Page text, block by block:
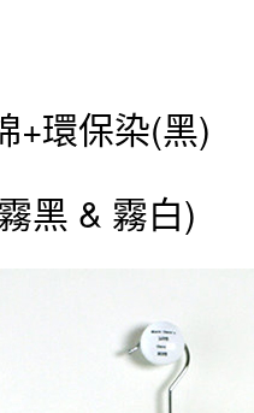
+環保染(黑)
黑 & 霧白)